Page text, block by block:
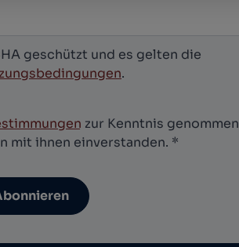
geschützt und es gelten die
.
zur Kenntnis genommen
mit ihnen einverstanden. *